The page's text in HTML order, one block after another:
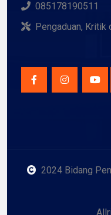
085178190511
Pengaduan, Kritik
2024 Bidang